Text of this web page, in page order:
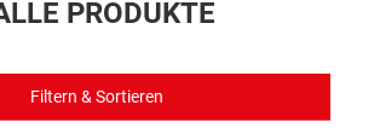
PRODUKTE
Filtern & Sortieren